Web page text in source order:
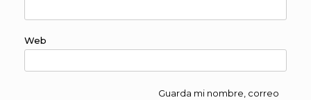
Web
Guarda mi nombre, correo